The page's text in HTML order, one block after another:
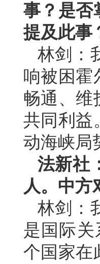
事？是否
提及此事
林剑：
响被困霍
畅通、维
共同利益
动海峡局
法新社
人。中方
林剑：
是国际
个国家在